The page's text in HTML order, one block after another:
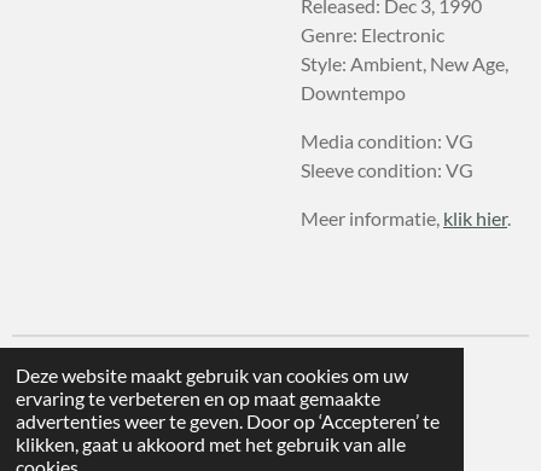
Deze website maakt gebruik van cookies om uw
ervaring te verbeteren en op maat gemaakte
advertenties weer te geven. Door op ‘Accepteren’ te
klikken, gaat u akkoord met het gebruik van alle
Released: Dec 3, 1990
Genre: Electronic
Style: Ambient, New Age,
Downtempo
Media condition: VG
Sleeve condition: VG
Meer informatie, klik hier.